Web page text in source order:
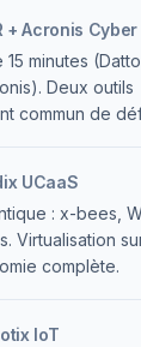
+ Acronis
minutes
Deux outils
commun de
UCaaS
: x-bees,
Virtualisation
complète.
IoT